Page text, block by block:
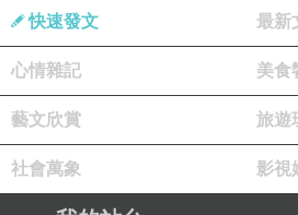
快速發文 最新
心情雜記 美食
藝文欣賞 旅遊
社會萬象 影視